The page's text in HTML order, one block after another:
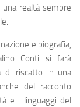
realtà sempre
e biografia,
Conti si farà
di riscatto in una
del racconto
e i linguaggi del